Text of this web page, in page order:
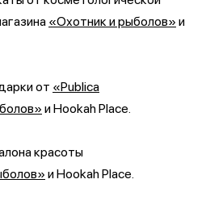
«Охотник и рыболов» и
от «Publica
» и Hookah Place.
красоты
» и Hookah Place.